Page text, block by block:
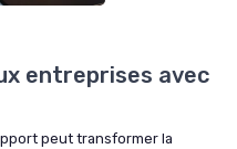
entreprises avec
peut transformer la